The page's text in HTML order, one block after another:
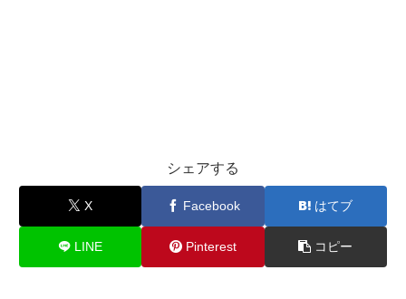
シェアする
X Facebook はてブ
LINE Pinterest コピー